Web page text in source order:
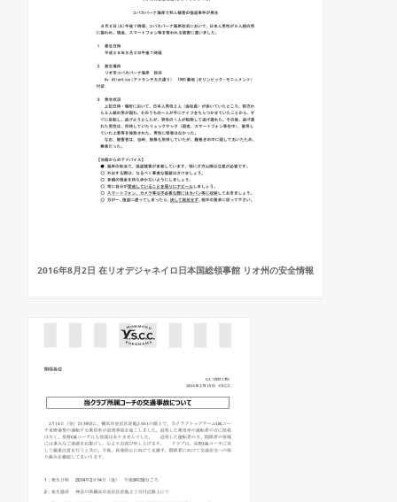
2016年8月2日 在リオデジャネイロ日本国総領事館 リオ州の安全情報